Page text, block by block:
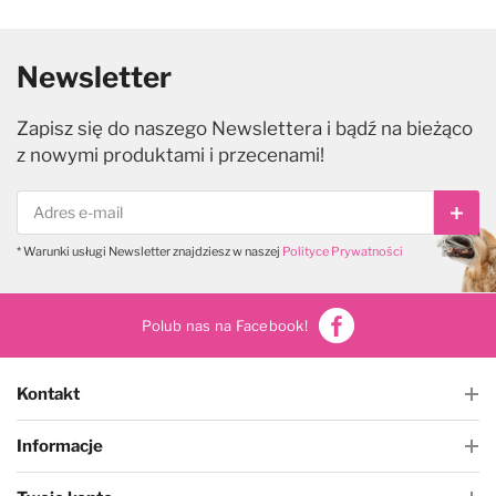
Newsletter
Zapisz się do naszego Newslettera i bądź na bieżąco
z nowymi produktami i przecenami!
* Warunki usługi Newsletter znajdziesz w naszej Polityce Prywatności
Polub nas na Facebook!
Kontakt
Informacje